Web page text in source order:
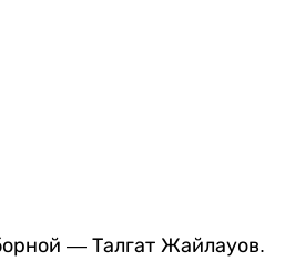
— Талгат Жайлауов.